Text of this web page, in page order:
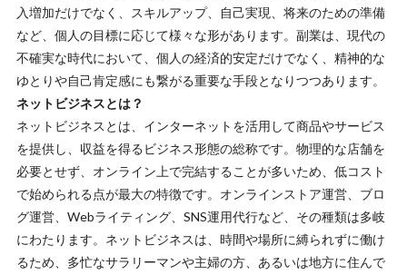
入増加だけでなく、スキルアップ、自己実現、将来のための準備
など、個人の目標に応じて様々な形があります。副業は、現代の
不確実な時代において、個人の経済的安定だけでなく、精神的な
ゆとりや自己肯定感にも繋がる重要な手段となりつつあります。
ネットビジネスとは？
ネットビジネスとは、インターネットを活用して商品やサービス
を提供し、収益を得るビジネス形態の総称です。物理的な店舗を
必要とせず、オンライン上で完結することが多いため、低コスト
で始められる点が最大の特徴です。オンラインストア運営、ブロ
グ運営、Webライティング、SNS運用代行など、その種類は多岐
にわたります。ネットビジネスは、時間や場所に縛られずに働け
るため、多忙なサラリーマンや主婦の方、あるいは地方に住んで